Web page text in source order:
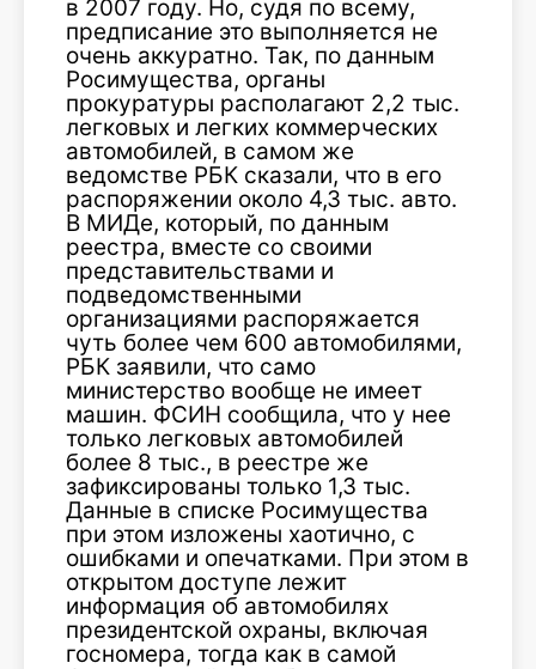
в 2007 году. Но, судя по всему,
предписание это выполняется не
очень аккуратно. Так, по данным
Росимущества, органы
прокуратуры располагают 2,2 тыс.
легковых и легких коммерческих
автомобилей, в самом же
ведомстве РБК сказали, что в его
распоряжении около 4,3 тыс. авто.
В МИДе, который, по данным
реестра, вместе со своими
представительствами и
подведомственными
организациями распоряжается
чуть более чем 600 автомобилями,
РБК заявили, что само
министерство вообще не имеет
машин. ФСИН сообщила, что у нее
только легковых автомобилей
более 8 тыс., в реестре же
зафиксированы только 1,3 тыс.
Данные в списке Росимущества
при этом изложены хаотично, с
ошибками и опечатками. При этом в
открытом доступе лежит
информация об автомобилях
президентской охраны, включая
госномера, тогда как в самой